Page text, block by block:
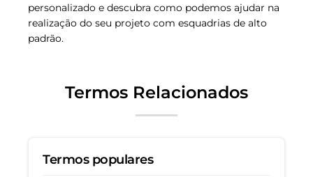
personalizado e descubra como podemos ajudar na
realização do seu projeto com esquadrias de alto
padrão.
Termos Relacionados
Termos populares